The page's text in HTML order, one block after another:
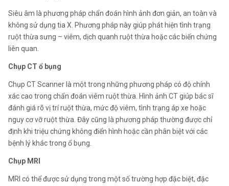
Siêu âm là phương pháp chẩn đoán hình ảnh đơn giản, an toàn và
không sử dụng tia X. Phương pháp này giúp phát hiện tình trạng
ruột thừa sưng – viêm, dịch quanh ruột thừa hoặc các biến chứng
liên quan.
Chụp CT ổ bụng
Chụp CT Scanner là một trong những phương pháp có độ chính
xác cao trong chẩn đoán viêm ruột thừa. Hình ảnh CT giúp bác sĩ
đánh giá rõ vị trí ruột thừa, mức độ viêm, tình trạng áp xe hoặc
nguy cơ vỡ ruột thừa. Đây cũng là phương pháp thường được chỉ
định khi triệu chứng không điển hình hoặc cần phân biệt với các
bệnh lý khác trong ổ bụng.
Chụp MRI
MRI có thể được sử dụng trong một số trường hợp đặc biệt, đặc